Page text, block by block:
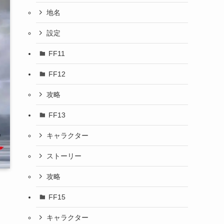
地名
設定
FF11
FF12
攻略
FF13
キャラクター
ストーリー
攻略
FF15
キャラクター